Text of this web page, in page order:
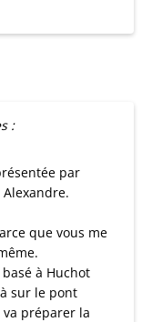
:
par
que vous me
à Huchot
sur le pont
préparer la